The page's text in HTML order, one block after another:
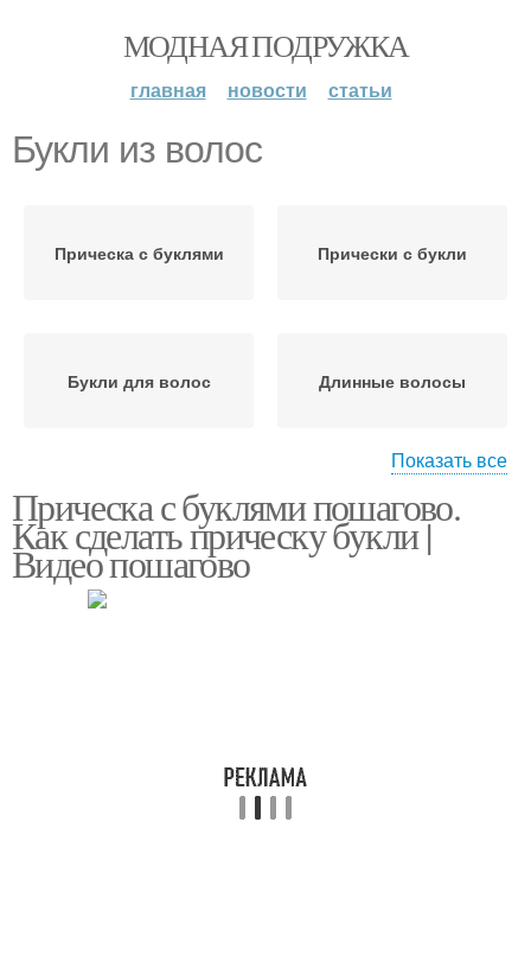
МОДНАЯ ПОДРУЖКА
главная новости статьи
Букли из волос
Прическа с буклями Прически с букли
Букли для волос Длинные волосы
Укладки для волос Короткие волосы
Показать все
Прическа с буклями пошагово.
Как сделать прическу букли |
Видео пошагово